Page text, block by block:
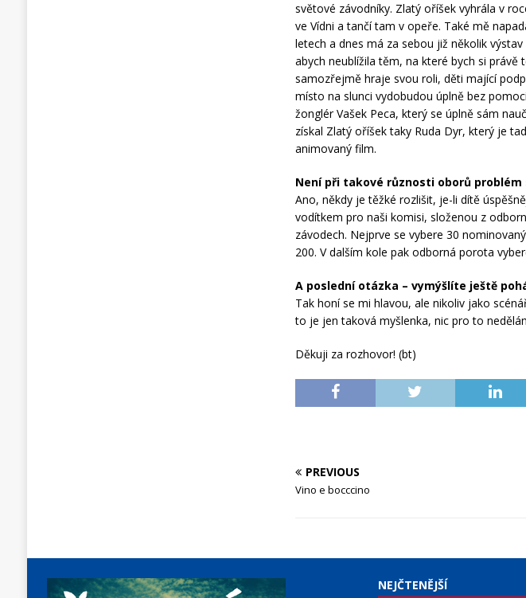
světové závodníky. Zlatý oříšek vyhrála v
ve Vídni a tančí tam v opeře. Také mě
letech a dnes má za sebou již několik
abych neublížila těm, na které bych si
samozřejmě hraje svou roli, děti mající
místo na slunci vydobudou úplně bez
žonglér Vašek Peca, který se úplně sám
získal Zlatý oříšek taky Ruda Dyr, který je
animovaný film.
Není při takové různosti oborů problém
Ano, někdy je těžké rozlišit, je-li dítě
vodítkem pro naši komisi, složenou z
závodech. Nejprve se vybere 30
200. V dalším kole pak odborná porota
A poslední otázka – vymýšlíte ještě
Tak honí se mi hlavou, ale nikoliv jako
to je jen taková myšlenka, nic pro to
Děkuji za rozhovor! (bt)
PREVIOUS
Vino e bocccino
NEJČTENĚJŠÍ